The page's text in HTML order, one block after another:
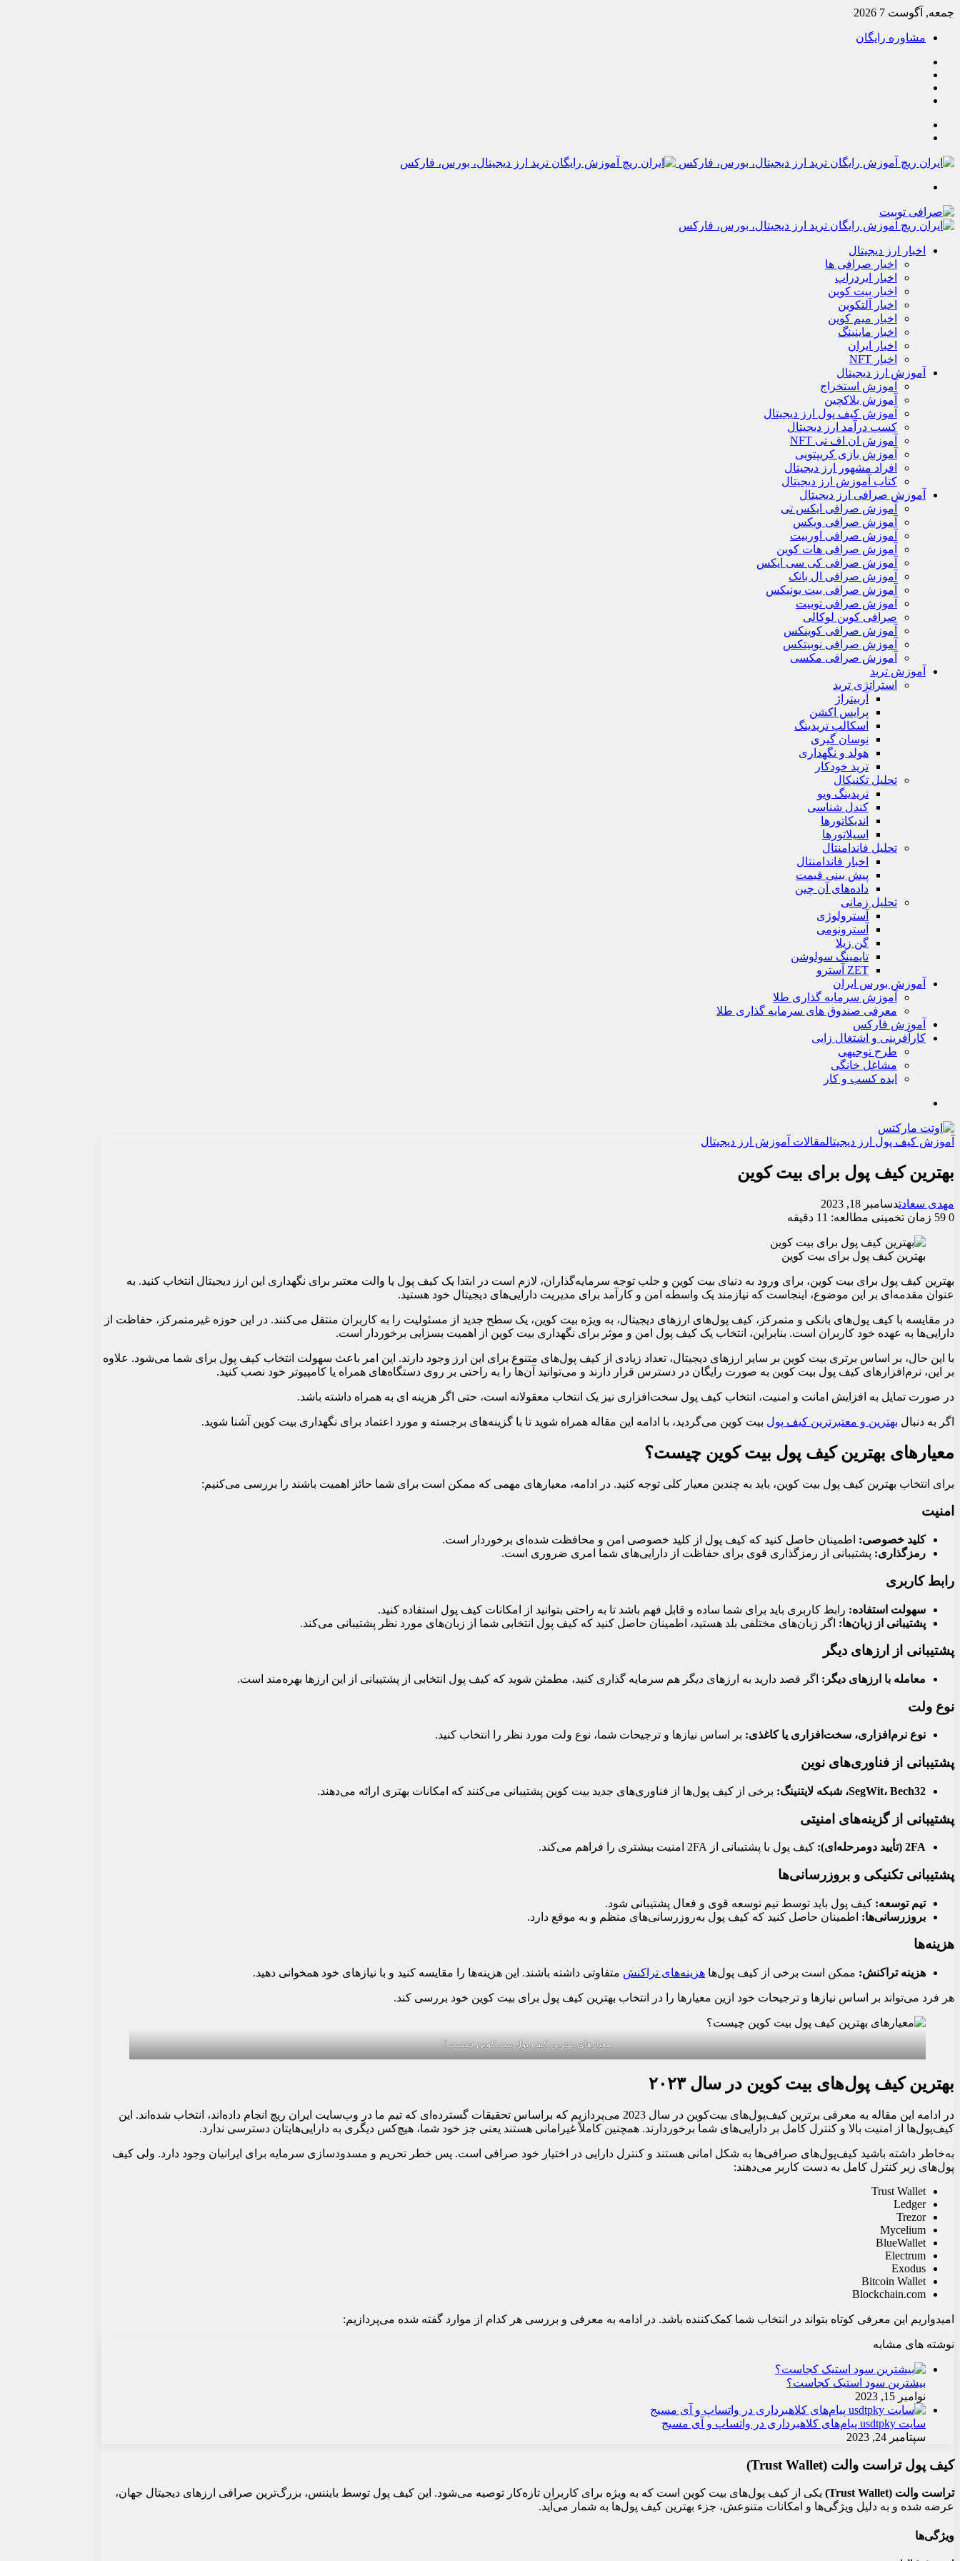
جمعه, آگوست 7 2026
مشاوره رایگان
اخبار ارز دیجیتال
اخبار صرافی ها
اخبار ایردراپ
اخبار بیت کوین
اخبار آلتکوین
اخبار میم کوین
اخبار ماینینگ
اخبار ایران
اخبار NFT
آموزش ارز دیجیتال
آموزش استخراج
آموزش بلاکچین
آموزش کیف پول ارز دیجیتال
کسب درآمد ارز دیجیتال
آموزش ان اف تی NFT
آموزش بازی کریپتویی
افراد مشهور ارز دیجیتال
کتاب آموزش ارز دیجیتال
آموزش صرافی ارز دیجیتال
آموزش صرافی ایکس تی
آموزش صرافی ویکس
آموزش صرافی اوربیت
آموزش صرافی هات کوین
آموزش صرافی کی سی ایکس
آموزش صرافی ال بانک
آموزش صرافی بیت یونیکس
آموزش صرافی توبیت
صرافی کوین لوکالی
آموزش صرافی کوینکس
آموزش صرافی نوبیتکس
آموزش صرافی مکسی
آموزش ترید
استراتژی‌ ترید
آربیتراژ
پرایس اکشن
اسکالپ تریدینگ
نوسان گیری
هولد و نگهداری
ترید خودکار
تحلیل تکنیکال
تریدینگ ویو
کندل شناسی
اندیکاتورها
اسیلاتورها
تحلیل فاندامنتال
اخبار فاندامنتال
پیش بینی قیمت
داده‌های آن چین
تحلیل زمانی
آسترولوژی
آسترونومی
گن زیلا
تايمينگ سولوشن
ZET آسترو
آموزش بورس ایران
آموزش سرمایه گذاری طلا
معرفی صندوق های سرمایه گذاری طلا
آموزش فارکس
کارآفرینی و اشتغال زایی
طرح توجیهی
مشاغل خانگی
ایده کسب و کار
آموزش کیف پول ارز دیجیتالمقالات آموزش ارز دیجیتال
بهترین کیف پول برای بیت‌ کوین
مهدی سعادتدسامبر 18, 2023
0
زمان تخمینی مطالعه: 11 دقیقه
بهترین کیف پول برای بیت‌ کوین
بهترین کیف پول برای بیت‌ کوین، برای ورود به دنیای بیت کوین و جلب توجه سرمایه‌گذاران، لازم است در ابتدا یک کیف پول یا والت معتبر برای نگهداری این ارز دیجیتال انتخاب کنید. به
عنوان مقدمه‌ای بر این موضوع، اینجاست که نیازمند یک واسطه امن و کارآمد برای مدیریت دارایی‌های دیجیتال خود هستید.
در مقایسه با کیف پول‌های بانکی و متمرکز، کیف پول‌های ارزهای دیجیتال، به ویژه بیت کوین، یک سطح جدید از مسئولیت را به کاربران منتقل می‌کنند. در این حوزه غیرمتمرکز، حفاظت از
دارایی‌ها به عهده خود کاربران است. بنابراین، انتخاب یک کیف پول امن و موثر برای نگهداری بیت کوین از اهمیت بسزایی برخوردار است.
با این حال، بر اساس برتری بیت کوین بر سایر ارزهای دیجیتال، تعداد زیادی از کیف پول‌های متنوع برای این ارز وجود دارند. این امر باعث سهولت انتخاب کیف پول برای شما می‌شود. علاوه
بر این، نرم‌افزارهای کیف پول بیت کوین به صورت رایگان در دسترس قرار دارند و می‌توانید آن‌ها را به راحتی بر روی دستگاه‌های همراه یا کامپیوتر خود نصب کنید.
در صورت تمایل به افزایش امانت و امنیت، انتخاب کیف پول سخت‌افزاری نیز یک انتخاب معقولانه است، حتی اگر هزینه ای به همراه داشته باشد.
اگر به دنبال بهترین و معتبرترین کیف پول بیت کوین می‌گردید، با ادامه این مقاله همراه شوید تا با گزینه‌های برجسته و مورد اعتماد برای نگهداری بیت کوین آشنا شوید.
معیارهای بهترین کیف پول بیت کوین چیست؟
برای انتخاب بهترین کیف پول بیت کوین، باید به چندین معیار کلی توجه کنید. در ادامه، معیارهای مهمی که ممکن است برای شما حائز اهمیت باشند را بررسی می‌کنیم:
امنیت
کلید خصوصی: اطمینان حاصل کنید که کیف پول از کلید خصوصی امن و محافظت شده‌ای برخوردار است.
رمزگذاری: پشتیبانی از رمزگذاری قوی برای حفاظت از دارایی‌های شما امری ضروری است.
رابط کاربری
سهولت استفاده: رابط کاربری باید برای شما ساده و قابل فهم باشد تا به راحتی بتوانید از امکانات کیف پول استفاده کنید.
پشتیبانی از زبان‌ها: اگر زبان‌های مختلفی بلد هستید، اطمینان حاصل کنید که کیف پول انتخابی شما از زبان‌های مورد نظر پشتیبانی می‌کند.
پشتیبانی از ارزهای دیگر
معامله با ارزهای دیگر: اگر قصد دارید به ارزهای دیگر هم سرمایه گذاری کنید، مطمئن شوید که کیف پول انتخابی از پشتیبانی از این ارزها بهره‌مند است.
نوع ولت
نوع نرم‌افزاری، سخت‌افزاری یا کاغذی: بر اساس نیازها و ترجیحات شما، نوع ولت مورد نظر را انتخاب کنید.
پشتیبانی از فناوری‌های نوین
SegWit، Bech32، شبکه لایتنینگ: برخی از کیف پول‌ها از فناوری‌های جدید بیت کوین پشتیبانی می‌کنند که امکانات بهتری ارائه می‌دهند.
پشتیبانی از گزینه‌های امنیتی
2FA (تأیید دومرحله‌ای): کیف پول با پشتیبانی از 2FA امنیت بیشتری را فراهم می‌کند.
پشتیبانی تکنیکی و بروزرسانی‌ها
تیم توسعه: کیف پول باید توسط تیم توسعه قوی و فعال پشتیبانی شود.
بروزرسانی‌ها: اطمینان حاصل کنید که کیف پول به‌روزرسانی‌های منظم و به موقع دارد.
هزینه‌ها
هزینه تراکنش: ممکن است برخی از کیف پول‌ها هزینه‌های تراکنش متفاوتی داشته باشند. این هزینه‌ها را مقایسه کنید و با نیازهای خود همخوانی دهید.
هر فرد می‌تواند بر اساس نیازها و ترجیحات خود ازین معیارها را در انتخاب بهترین کیف پول برای بیت کوین خود بررسی کند.
معیارهای بهترین کیف پول بیت کوین چیست؟
بهترین کیف پول‌های بیت کوین در سال ۲۰۲۳
در ادامه این مقاله به معرفی برترین کیف‌پول‌های بیت‌کوین در سال 2023 می‌پردازیم که براساس تحقیقات گسترده‌ای که تیم ما در وب‌سایت ایران ریچ انجام داده‌اند، انتخاب شده‌اند. این
کیف‌پول‌ها از امنیت بالا و کنترل کامل بر دارایی‌های شما برخوردارند. همچنین کاملاً غیرامانی هستند یعنی جز خود شما، هیچ‌کس دیگری به دارایی‌هایتان دسترسی ندارد.
به‌خاطر داشته باشید کیف‌پول‌های صرافی‌ها به شکل امانی هستند و کنترل دارایی در اختیار خود صرافی است. پس خطر تحریم و مسدودسازی سرمایه برای ایرانیان وجود دارد. ولی کیف
پول‌های زیر کنترل کامل به دست کاربر می‌دهند:
Trust Wallet
Ledger
Trezor
Mycelium
BlueWallet
Electrum
Exodus
Bitcoin Wallet
Blockchain.com
امیدواریم این معرفی کوتاه بتواند در انتخاب شما کمک‌کننده باشد. در ادامه به معرفی و بررسی هر کدام از موارد گفته شده می‌پردازیم:
نوشته های مشابه
بیشترین سود استیک کجاست؟
نوامبر 15, 2023
سایت usdtpky پیام‌های کلاهبرداری در واتساپ و آی مسیج
سپتامبر 24, 2023
کیف پول تراست والت (Trust Wallet)
تراست والت (Trust Wallet)
یکی از کیف پول‌های بیت کوین است که به ویژه برای کاربران تازه‌کار توصیه می‌شود. این کیف پول توسط بایننس، بزرگ‌ترین صرافی ارزهای دیجیتال جهان،
عرضه شده و به دلیل ویژگی‌ها و امکانات متنوعش، جزء بهترین کیف پول‌ها به شمار می‌آید.
ویژگی‌ها